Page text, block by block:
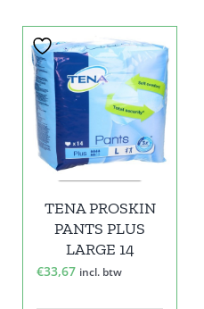
TENA PROSKIN
PANTS PLUS
LARGE 14
€33,67 incl. btw